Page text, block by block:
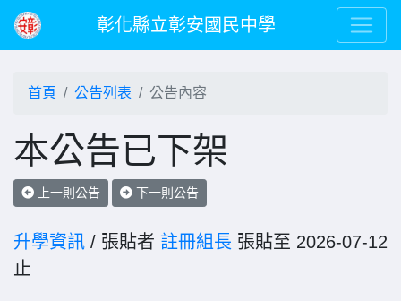
彰化縣立彰安國民中學
首頁 公告列表 公告內容
本公告已下架
上一則公告 下一則公告
升學資訊 / 張貼者 註冊組長 張貼至 2026-07-12
止